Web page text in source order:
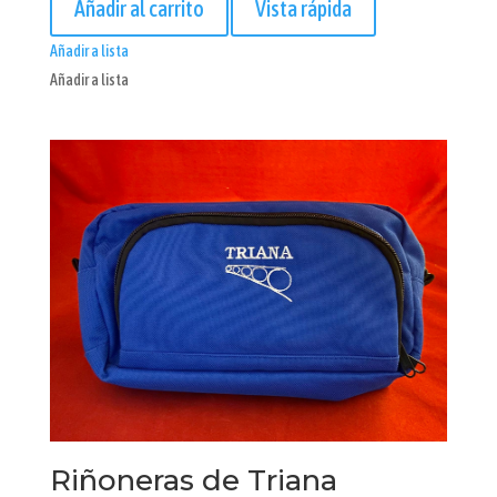
Añadir al carrito Vista rápida
Añadir a lista
Añadir a lista
Riñoneras de Triana